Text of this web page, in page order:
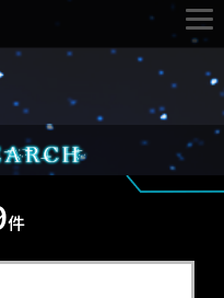
件